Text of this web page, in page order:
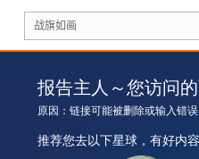
报告主人～您访问
原因：链接可能被删除或输入错
推荐您去以下星球，有好内